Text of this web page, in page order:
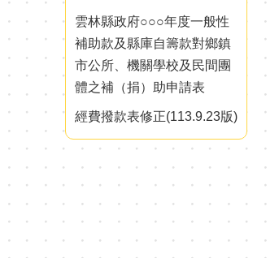
雲林縣政府○○○年度一般性
補助款及縣庫自籌款對鄉鎮
市公所、機關學校及民間團
體之補（捐）助申請表
經費撥款表修正(113.9.23版)